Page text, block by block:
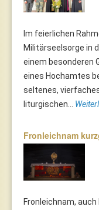
Im feierlichen
Militärseelsorge in
einem besonderen
eines Hochamtes
seltenes,
liturgischen...
Fronleichnam
Fronleichnam,